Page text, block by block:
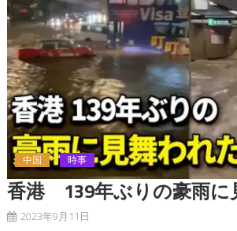
中国 時事
香港 139年ぶりの豪雨に
2023年9月11日